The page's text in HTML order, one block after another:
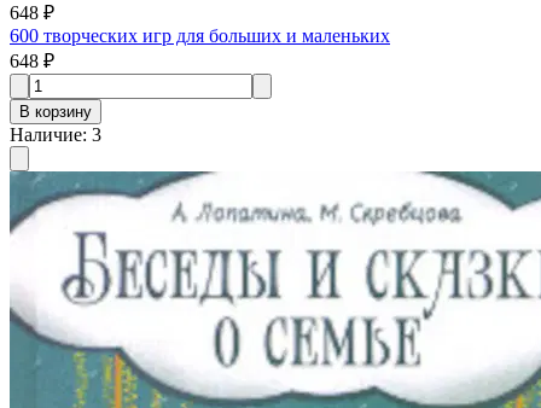
648 ₽
600 творческих игр для больших и маленьких
648 ₽
В корзину
Наличие: 3